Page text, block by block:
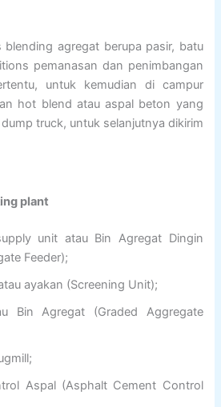
agregat berupa pasir, batu
pemanasan dan penimbangan
untuk kemudian di campur
hot blend atau aspal beton yang
truck, untuk selanjutnya dikirim
plant
unit atau Bin Agregat Dingin
Feeder);
ayakan (Screening Unit);
Bin Agregat (Graded Aggregate
Aspal (Asphalt Cement Control